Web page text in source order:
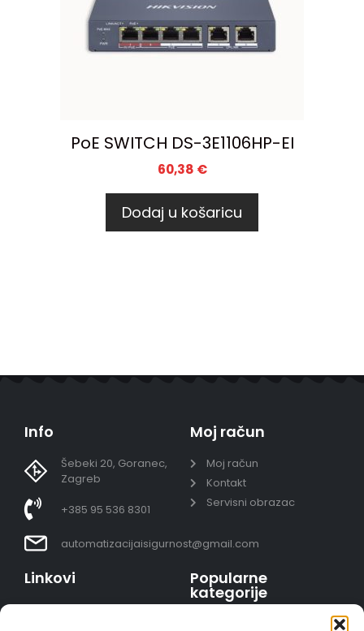
PoE SWITCH DS-3E1106HP-EI
60,38 €
Dodaj u košaricu
Info
Šebeki 20, Goranec,
Zagreb
+385 95 536 8301
automatizacijaisigurnost@gmail.com
Moj račun
Moj račun
Kontakt
Servisni obrazac
Linkovi Popularne
kategorije
Video nadzor - kompleti